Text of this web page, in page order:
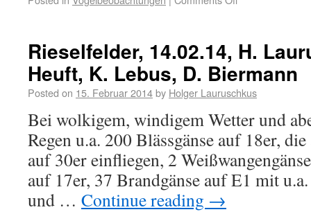
Rieselfelder, 14.02.14, H.
Heuft, K. Lebus, D. Biermann
Posted on 15. Februar 2014by Holger Lauruschkus
Bei wolkigem, windigem Wetter und
Regen u.a. 200 Blässgänse auf 18er,
auf 30er einfliegen, 2
auf 17er, 37 Brandgänse auf E1 mit
und … Continue reading →